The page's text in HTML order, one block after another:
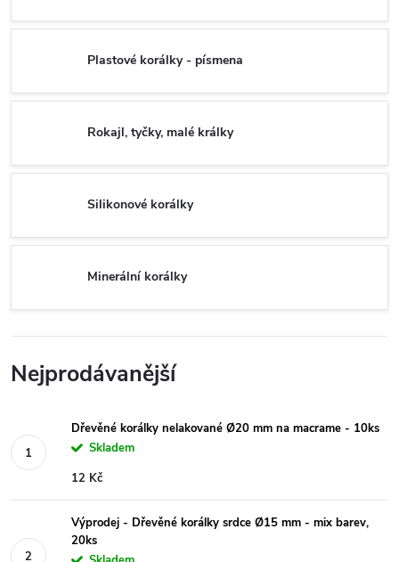
Plastové korálky - písmena
Rokajl, tyčky, malé králky
Silikonové korálky
Minerální korálky
Nejprodávanější
Dřevěné korálky nelakované Ø20 mm na macrame - 10ks
Skladem
12 Kč
Výprodej - Dřevěné korálky srdce Ø15 mm - mix barev,
20ks